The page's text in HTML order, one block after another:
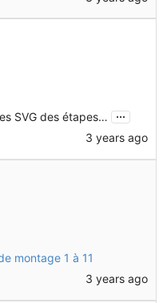
Merge pull request 'Mise à jour des SVG des étapes de montage 1 à 11' (
...
3 years ago
montage 1 à 11
3 years ago